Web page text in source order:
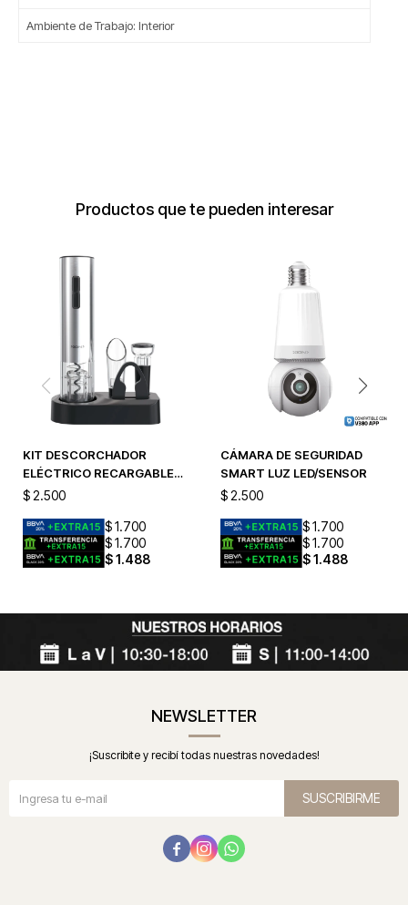
Ambiente de Trabajo: Interior
Productos que te pueden interesar
KIT DESCORCHADOR
ELÉCTRICO RECARGABLE
TOTAL INOX
$ 2.500
$1.700
$1.700
$1.488
CÁMARA DE SEGURIDAD
SMART LUZ LED/SENSOR
$ 2.500
$ 1.700
$ 1.700
$ 1.488
NEWSLETTER
¡Suscribite y recibí todas nuestras novedades!
SUSCRIBIRME
  